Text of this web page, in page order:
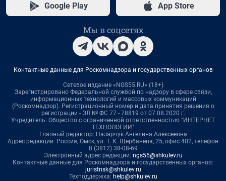
Google Play App Store
Мы в соцсетях
Контактные данные для Роскомнадзора и государственных органов
Сетевое издание «NGS55.RU» (18+)
Зарегистрировано Федеральной службой по надзору в сфере связи,
информационных технологий и массовых коммуникаций
(Роскомнадзор). Регистрационный номер и дата принятия решения о
регистрации - ЭЛ № ФС 77 - 78819 от 07.08.2020 г.
Учредитель: Общество с ограниченной ответственностью "ИНТЕРНЕТ
ТЕХНОЛОГИИ"
Главный редактор: Назарчук Ангелина Алексеевна
Адрес редакции: Россия, Омск, ул. Т. К. Щербанева, 25, офис 402, телефон
8 (3812) 38-08-69
Электронный адрес редакции: ngs55@shkulev.ru
Контактные данные для Роскомнадзора и государственных органов:
juristnsk@shkulev.ru
Техподдержка: help@shkulev.ru